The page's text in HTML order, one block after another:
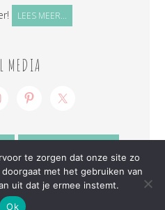
LEES MEER...
MEDIA
· LITTLE SPOON
te zorgen dat onze site zo
met het gebruiken van
uit dat je ermee instemt.
Ok